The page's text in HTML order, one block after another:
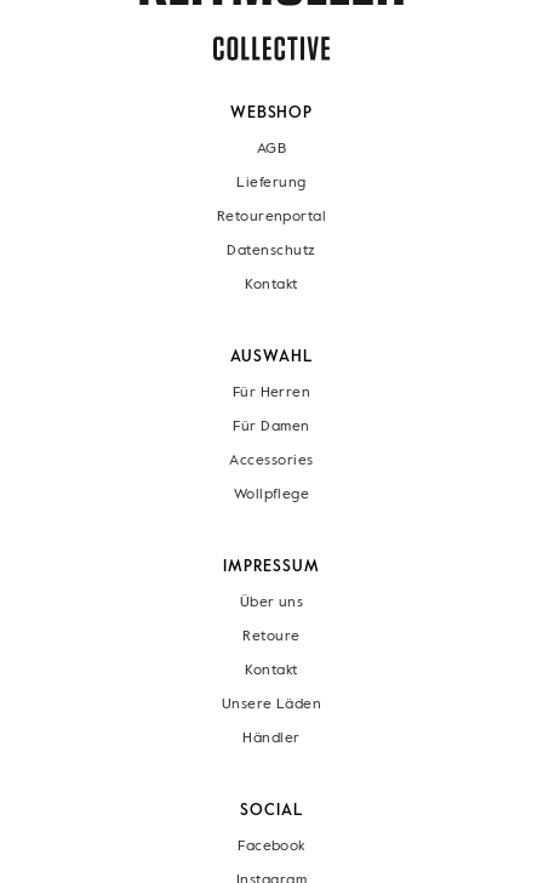
WEBSHOP
AGB
Lieferung
Retourenportal
Datenschutz
Kontakt
AUSWAHL
Für Herren
Für Damen
Accessories
Wollpflege
IMPRESSUM
Über uns
Retoure
Kontakt
Unsere Läden
Händler
SOCIAL
Facebook